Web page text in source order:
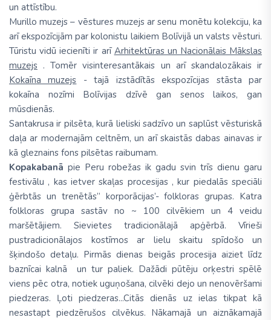
un attīstību.
Murillo muzejs – vēstures muzejs ar senu monētu kolekciju, ka
arī ekspozīcijām par kolonistu laikiem Bolīvijā un valsts vēsturi.
Tūristu vidū iecienīti ir arīArhitektūras un Nacionālais Mākslas
muzejs . Tomēr visinteresantākais un arī skandalozākais ir
Kokaīna muzejs - tajā izstādītās ekspozīcijas stāsta par
kokaīna nozīmi Bolīvijas dzīvē gan senos laikos, gan
mūsdienās.
Santakrusa ir pilsēta, kurā lieliski sadzīvo un saplūst vēsturiskā
daļa ar modernajām celtnēm, un arī skaistās dabas ainavas ir
kā gleznains fons pilsētas raibumam.
Kopakabanā pie Peru robežas ik gadu svin trīs dienu garu
festivālu , kas ietver skaļas procesijas , kur piedalās speciāli
ģērbtās un trenētās” korporācijas’- folkloras grupas. Katra
folkloras grupa sastāv no ~ 100 cilvēkiem un 4 veidu
maršētājiem. Sievietes tradicionālajā apģērbā. Vīrieši
pustradicionālajos kostīmos ar lielu skaitu spīdošo un
šķindošo detaļu. Pirmās dienas beigās procesija aiziet līdz
baznīcai kalnā un tur paliek. Dažādi pūtēju orķestri spēlē
viens pēc otra, notiek uguņošana, cilvēki dejo un nenovēršami
piedzeras. Ļoti piedzeras...Citās dienās uz ielas tikpat kā
nesastapt piedzērušos cilvēkus. Nākamajā un aiznākamajā